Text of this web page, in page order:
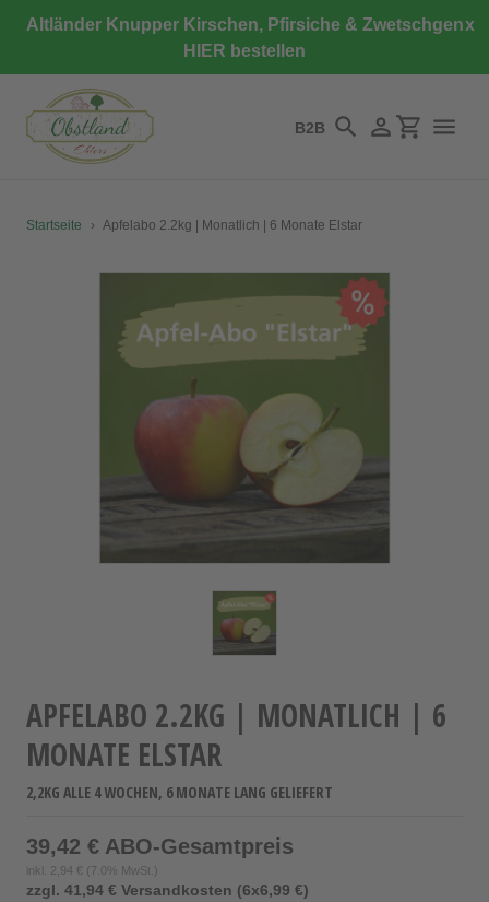
zumAltländer Knupper Kirschen, Pfirsiche & Zwetschgen
HIER bestellen
x
B2B SuchenEinloggen
Startseite › Apfelabo 2.2kg | Monatlich | 6 Monate Elstar
APFELABO 2.2KG | MONATLICH | 6
MONATE ELSTAR
2,2KG ALLE 4 WOCHEN, 6 MONATE LANG GELIEFERT
39,42 € ABO-Gesamtpreis
inkl. 2,94 € (7.0% MwSt.)
zzgl. 41,94 € Versandkosten (6x6,99 €)